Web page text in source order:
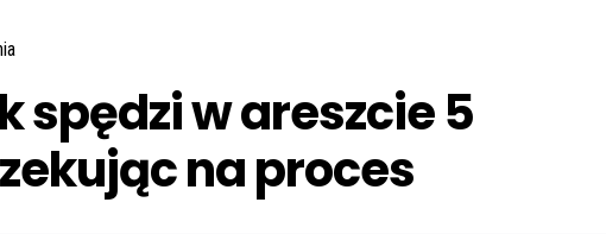
spędzi w areszcie 5
na proces